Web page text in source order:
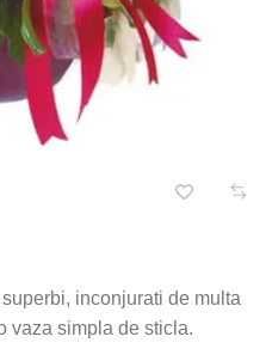
inconjurati de multa
vaza simpla de sticla.